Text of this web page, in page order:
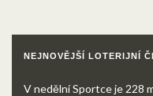
NEJNOVĚJŠÍ LOTERIJNÍ
V nedělní Sportce je 228